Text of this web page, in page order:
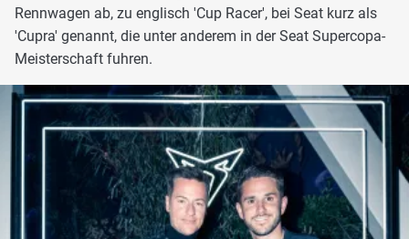
Rennwagen ab, zu englisch 'Cup Racer', bei Seat kurz als
'Cupra' genannt, die unter anderem in der Seat Supercopa-
Meisterschaft fuhren.